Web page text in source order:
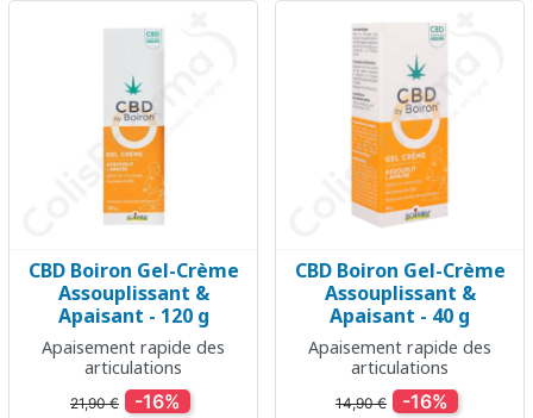
CBD Boiron Gel-Crème
Assouplissant &
Apaisant - 120 g
Apaisement rapide des
articulations
21,90 € -16%
CBD Boiron Gel-Crème
Assouplissant &
Apaisant - 40 g
Apaisement rapide des
articulations
14,90 € -16%